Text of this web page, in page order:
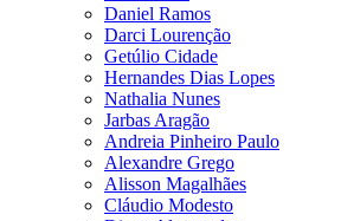
Daniel Ramos
Darci Lourenção
Getúlio Cidade
Hernandes Dias Lopes
Nathalia Nunes
Jarbas Aragão
Andreia Pinheiro Paulo
Alexandre Grego
Alisson Magalhães
Cláudio Modesto